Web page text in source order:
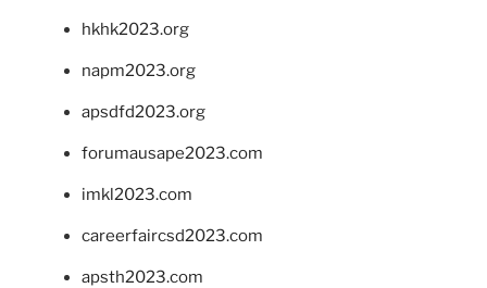
hkhk2023.org
napm2023.org
apsdfd2023.org
forumausape2023.com
imkl2023.com
careerfaircsd2023.com
apsth2023.com